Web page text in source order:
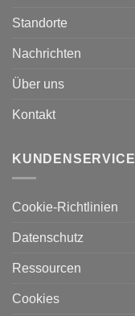
Standorte
Nachrichten
Über uns
Kontakt
KUNDENSERVICE
Cookie-Richtlinien
Datenschutz
Ressourcen
Cookies